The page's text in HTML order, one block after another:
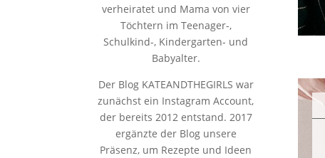
verheiratet und Mama von vier
Töchtern im Teenager-,
Schulkind-, Kindergarten- und
Babyalter.
Der Blog KATEANDTHEGIRLS war
zunächst ein Instagram Account,
der bereits 2012 entstand. 2017
ergänzte der Blog unsere
Präsenz, um Rezepte und Ideen